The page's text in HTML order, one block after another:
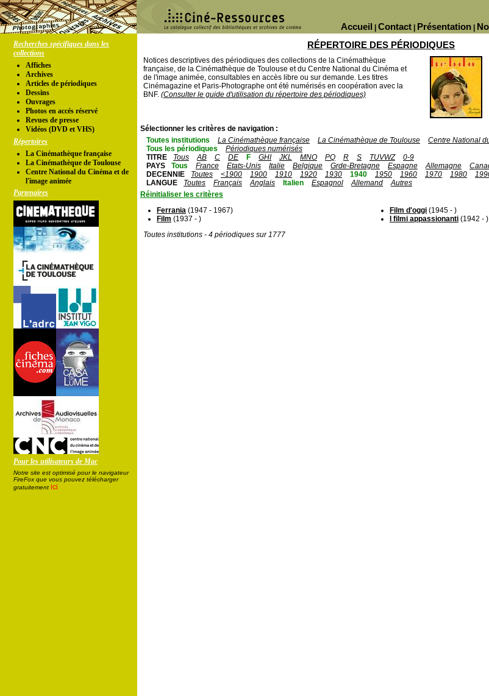
Présentation
Contact
Accueil
Recherches spécifiques dans les
collections
Affiches
Archives
Articles de périodiques
Dessins
Ouvrages
Photos en accés réservé
Revues de presse
Vidéos (DVD et VHS)
Répertoires
La Cinémathèque française
La Cinémathèque de Toulouse
Centre National du Cinéma et de
l'image animée
Partenaires
Pour les utilisateurs de Mac
Notre site est optimisé pour le navigateur
FireFox que vous pouvez télécharger
gratuitement ici
RÉPERTOIRE DES PÉRIODIQUES
Notices descriptives des périodiques des collections de la Cinémathèque
française, de la Cinémathèque de Toulouse et du Centre National du Cinéma et
de l'image animée, consultables en accès libre ou sur demande. Les titres
Cinémagazine et Paris-Photographe ont été numérisés en coopération avec la
BNF. (Consulter le guide d'utilisation du répertoire des périodiques)
Sélectionner les critères de navigation :
Toutes institutions
La Cinémathèque française La Cinémathèque de Toulouse
Centre National
Tous les périodiques
Périodiques numérisés
TITRE
Tous AB C DE F GHI JKL MNO PQ R S TUVWZ
0-9
PAYS
Tous France Etats-Unis Italie Belgique Grde-Bretagne Espagne Allemagne
DECENNIE
Toutes <1900 1900 1910 1920 1930 1940 1950 1960 1970 1980
LANGUE
Toutes Français Anglais Italien Espagnol Allemand
Autres
Réinitialiser les critères
Ferrania (1947 - 1967)
Film (1937 - )
Film d'oggi (1945 - )
I filmi appassionanti (1942 - )
Toutes institutions - 4 périodiques sur 1777